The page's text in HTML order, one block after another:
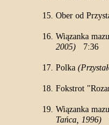
Ober od
Wiązanka
2005) 7:36
Polka
Fokstrot
Wiązanka
Tańca, 1996)